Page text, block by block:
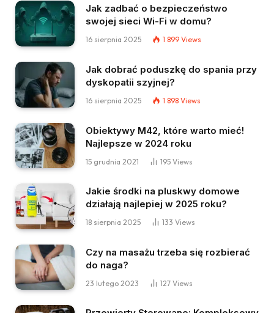
Jak zadbać o bezpieczeństwo
swojej sieci Wi-Fi w domu?
16 sierpnia 2025 1 899 Views
Jak dobrać poduszkę do spania przy
dyskopatii szyjnej?
16 sierpnia 2025 1 898 Views
Obiektywy M42, które warto mieć!
Najlepsze w 2024 roku
15 grudnia 2021 195 Views
Jakie środki na pluskwy domowe
działają najlepiej w 2025 roku?
18 sierpnia 2025 133 Views
Czy na masażu trzeba się rozbierać
do naga?
23 lutego 2023 127 Views